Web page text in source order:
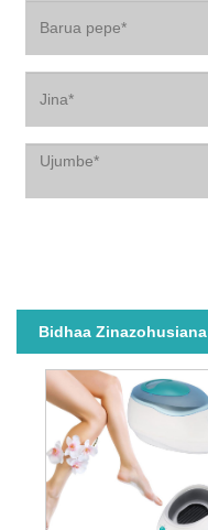
Bidhaa Zinazohusiana